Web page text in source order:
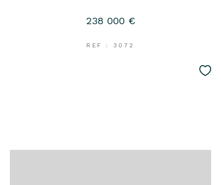
238 000 €
REF : 3072